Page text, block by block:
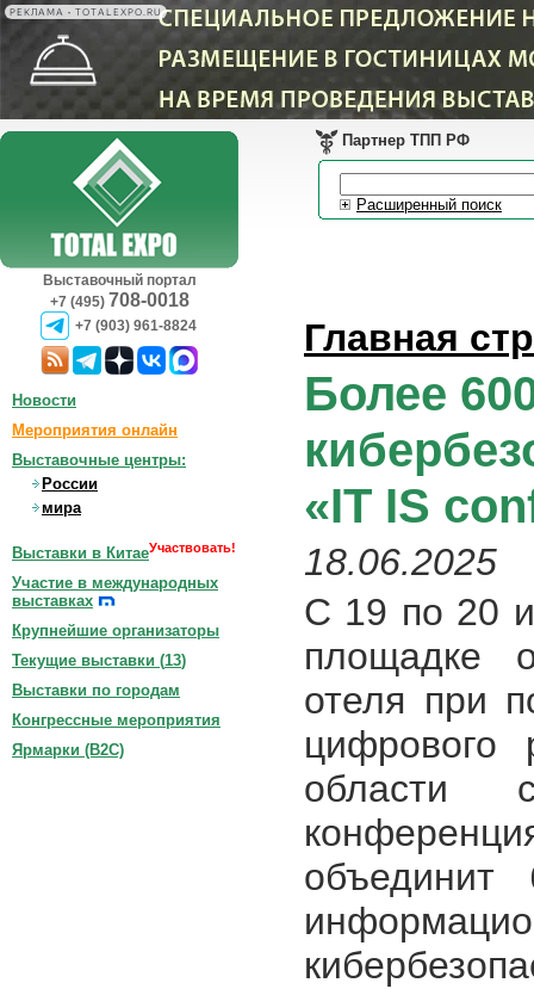
РЕКЛАМА • TOTALEXPO.RU
Выставочный портал
+7 (495) 708-0018
+7 (903) 961-8824
Партнер ТПП РФ
Расширенный поиск
Главная
Более
«IT IS
18.06.2025
С 19 по 20
площадке
отеля при
цифрового
области
Новости
Мероприятия онлайн
Выставочные центры:
России
мира
Выставки в КитаеУчаствовать!
Участие в международных
выставках
Крупнейшие организаторы
Текущие выставки (13)
Выставки по городам
Конгрессные мероприятия
Ярмарки (B2C)